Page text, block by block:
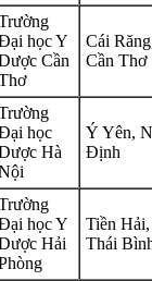
học Y
Cần
Cái
Cần Thơ
học
Hà
Ý Yên,
Định
học Y
Hải
Tiền Hải,
Thái